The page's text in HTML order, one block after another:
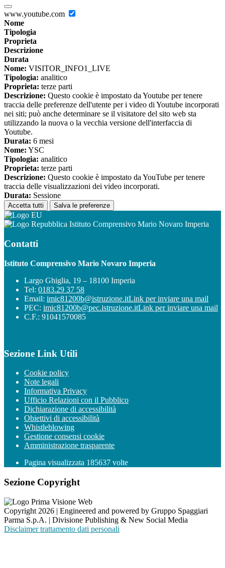
www.youtube.com
Nome
Tipologia
Proprieta
Descrizione
Durata
Nome: VISITOR_INFO1_LIVE
Tipologia: analitico
Proprieta: terze parti
Descrizione: Questo cookie è impostato da Youtube per tenere
traccia delle preferenze dell'utente per i video di Youtube incorporati
nei siti; può anche determinare se il visitatore del sito web sta
utilizzando la nuova o la vecchia versione dell'interfaccia di
Youtube.
Durata: 6 mesi
Nome: YSC
Tipologia: analitico
Proprieta: terze parti
Descrizione: Questo cookie è impostato da YouTube per tenere
traccia delle visualizzazioni dei video incorporati.
Durata: Sessione
Accetta tutti Salva le preferenze
Istituto Comprensivo Mario Novaro Imperia
Contatti
Istituto Comprensivo Mario Novaro Imperia
Largo Ghiglia, 19 – 18100 Imperia
Tel: 0183.29 37 58
Email: imic81200b@istruzione.itLink per inviare una mail
PEC: imic81200b@pec.istruzione.itLink per inviare una mail
C.F.: 91041570085
Sezione Link Utili
Cookie policy
Note legali
Informativa Privacy
Ufficio Relazioni con il Pubblico
Dichiarazione di accessibilità
Obiettivi di accessibilità
Whistleblowing
Gestione consensi cookie
Amministrazione trasparente
Pagina visualizzata 185637 volte
Sezione Copyright
Copyright 2026 | Engineered and powered by Gruppo Spaggiari
Parma S.p.A. | Divisione Publishing & New Social Media
Disclaimer trattamento dati personali